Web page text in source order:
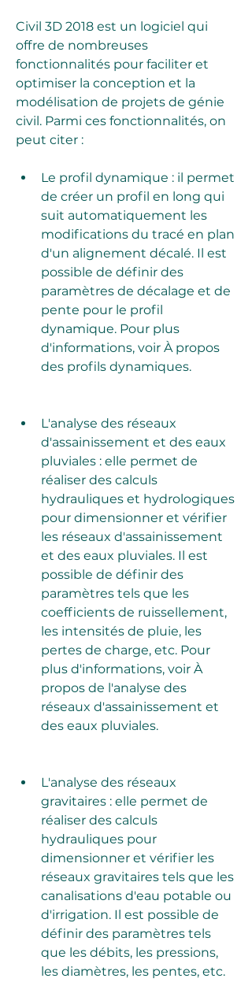
Civil 3D 2018 est un logiciel qui
offre de nombreuses
fonctionnalités pour faciliter et
optimiser la conception et la
modélisation de projets de génie
civil. Parmi ces fonctionnalités, on
peut citer :
Le profil dynamique : il permet
de créer un profil en long qui
suit automatiquement les
modifications du tracé en plan
d'un alignement décalé. Il est
possible de définir des
paramètres de décalage et de
pente pour le profil
dynamique. Pour plus
d'informations, voir À propos
des profils dynamiques.
L'analyse des réseaux
d'assainissement et des eaux
pluviales : elle permet de
réaliser des calculs
hydrauliques et hydrologiques
pour dimensionner et vérifier
les réseaux d'assainissement
et des eaux pluviales. Il est
possible de définir des
paramètres tels que les
coefficients de ruissellement,
les intensités de pluie, les
pertes de charge, etc. Pour
plus d'informations, voir À
propos de l'analyse des
réseaux d'assainissement et
des eaux pluviales.
L'analyse des réseaux
gravitaires : elle permet de
réaliser des calculs
hydrauliques pour
dimensionner et vérifier les
réseaux gravitaires tels que les
canalisations d'eau potable ou
d'irrigation. Il est possible de
définir des paramètres tels
que les débits, les pressions,
les diamètres, les pentes, etc.